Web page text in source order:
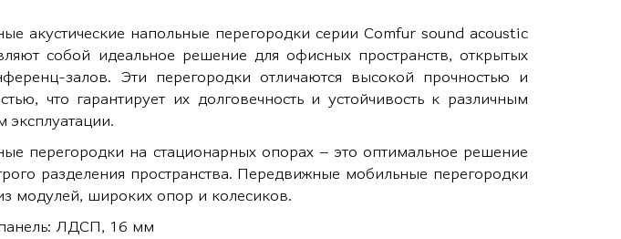
акустические напольные перегородки серии Comfur sound acoustic
собой идеальное решение для офисных пространств, открытых
залов. Эти перегородки отличаются высокой прочностью и
что гарантирует их долговечность и устойчивость к различным
эксплуатации.
перегородки на стационарных опорах – это оптимальное решение
разделения пространства. Передвижные мобильные перегородки
модулей, широких опор и колесиков.
ЛДСП, 16 мм